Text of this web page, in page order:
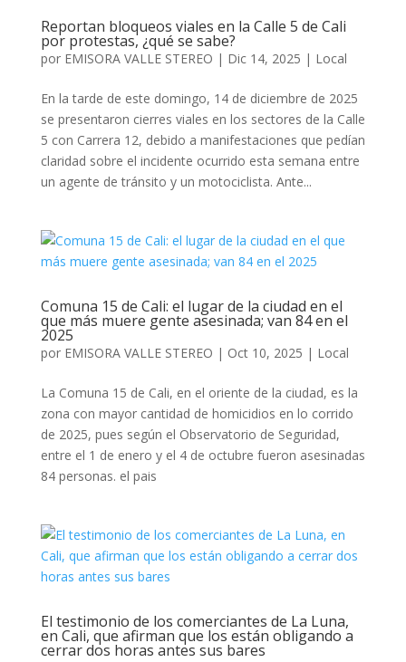
Reportan bloqueos viales en la Calle 5 de Cali
por protestas, ¿qué se sabe?
por EMISORA VALLE STEREO | Dic 14, 2025 | Local
En la tarde de este domingo, 14 de diciembre de 2025
se presentaron cierres viales en los sectores de la Calle
5 con Carrera 12, debido a manifestaciones que pedían
claridad sobre el incidente ocurrido esta semana entre
un agente de tránsito y un motociclista. Ante...
Comuna 15 de Cali: el lugar de la ciudad en el
que más muere gente asesinada; van 84 en el
2025
por EMISORA VALLE STEREO | Oct 10, 2025 | Local
La Comuna 15 de Cali, en el oriente de la ciudad, es la
zona con mayor cantidad de homicidios en lo corrido
de 2025, pues según el Observatorio de Seguridad,
entre el 1 de enero y el 4 de octubre fueron asesinadas
84 personas. el pais
El testimonio de los comerciantes de La Luna,
en Cali, que afirman que los están obligando a
cerrar dos horas antes sus bares